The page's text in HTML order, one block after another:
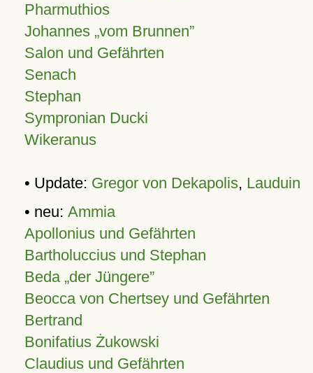
Pharmuthios
Johannes vom Brunnen
Salon und Gefährten
Senach
Stephan
Sympronian Ducki
Wikeranus
• Update: Gregor von Dekapolis, Lauduin
• neu: Ammia
Apollonius und Gefährten
Bartholuccius und Stephan
Beda „der Jüngere”
Beocca von Chertsey und Gefährten
Bertrand
Bonifatius Żukowski
Claudius und Gefährten